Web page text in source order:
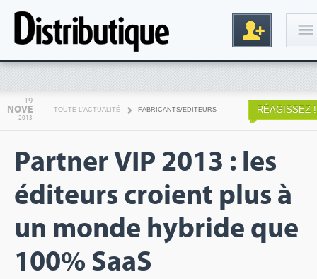
Inscription
19
NOVE
2013
TOUTE L'ACTUALITÉ FABRICANTS/EDITEURS RÉAGISSEZ !
Partner VIP 2013 : les
éditeurs croient plus à
un monde hybride que
100% SaaS